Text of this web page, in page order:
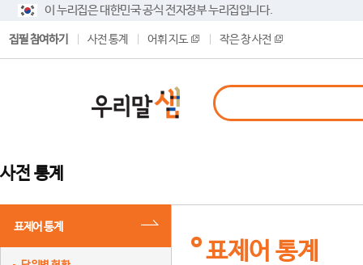
이 누리집은 대한민국 공식 전자정부 누리집입니다.
집필 참여하기 사전 통계 어휘 지도 작은 창 사전
사전 통계
표제어 통계
표제어 통계